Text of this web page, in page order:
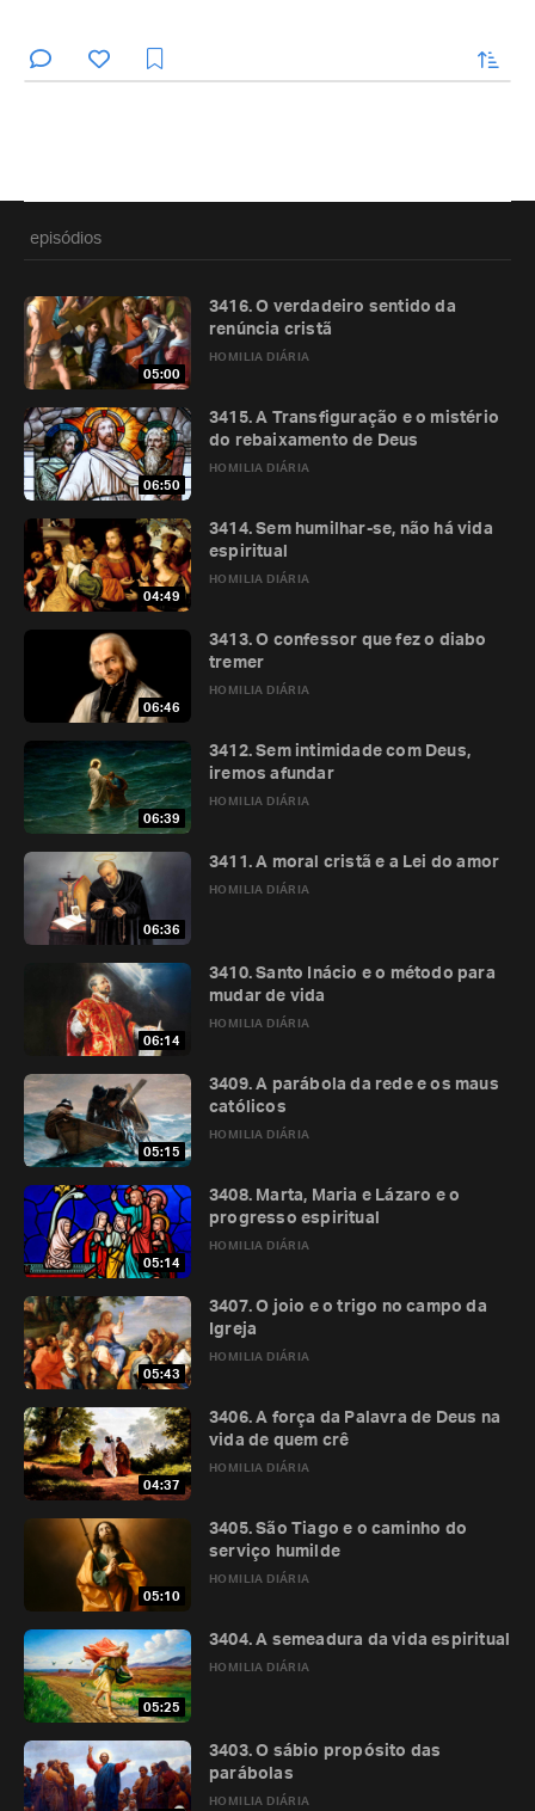
enviar
episódios
05:00
HOMILIA DIÁRIA
3416. O verdadeiro sentido da
renúncia cristã
06:50
HOMILIA DIÁRIA
3415. A Transfiguração e o mistério
do rebaixamento de Deus
04:49
HOMILIA DIÁRIA
3414. Sem humilhar-se, não há vida
espiritual
06:46
HOMILIA DIÁRIA
3413. O confessor que fez o diabo
tremer
06:39
HOMILIA DIÁRIA
3412. Sem intimidade com Deus,
iremos afundar
06:36
HOMILIA DIÁRIA
3411. A moral cristã e a Lei do amor
06:14
HOMILIA DIÁRIA
3410. Santo Inácio e o método para
mudar de vida
05:15
HOMILIA DIÁRIA
3409. A parábola da rede e os maus
católicos
05:14
HOMILIA DIÁRIA
3408. Marta, Maria e Lázaro e o
progresso espiritual
05:43
HOMILIA DIÁRIA
3407. O joio e o trigo no campo da
Igreja
04:37
HOMILIA DIÁRIA
3406. A força da Palavra de Deus na
vida de quem crê
05:10
HOMILIA DIÁRIA
3405. São Tiago e o caminho do
serviço humilde
05:25
HOMILIA DIÁRIA
3404. A semeadura da vida espiritual
HOMILIA DIÁRIA
3403. O sábio propósito das
parábolas